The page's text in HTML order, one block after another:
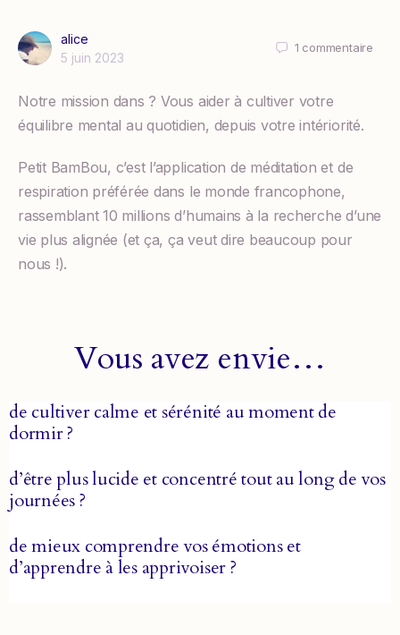
alice
5 juin 2023
1 commentaire
Notre mission dans ? Vous aider à cultiver votre
équilibre mental au quotidien, depuis votre intériorité.
Petit BamBou, c’est l’application de méditation et de
respiration préférée dans le monde francophone,
rassemblant 10 millions d’humains à la recherche d’une
vie plus alignée (et ça, ça veut dire beaucoup pour
nous !).
Vous avez envie…
de cultiver calme et sérénité au moment de
dormir ?
d’être plus lucide et concentré tout au long de vos
journées ?
de mieux comprendre vos émotions et
d’apprendre à les apprivoiser ?